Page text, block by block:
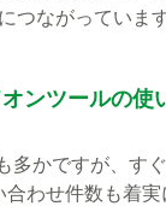
つながっています
ンツールの使
かですが、す
わせ件数も着